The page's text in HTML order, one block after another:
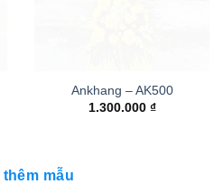
Ankhang – AK500
1.300.000 ₫
thêm mẫu